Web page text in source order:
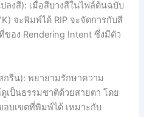
ลงสี): เมื่อสีบางสีในไฟล์ต้นฉบับ
จะพิมพ์ได้ RIP จะจัดการกับสี
อง Rendering Intent ซึ่งมีตัว
กรีน): พยายามรักษาความ
ป็นธรรมชาติด้วยสายตา โดย
บเขตที่พิมพ์ได้ เหมาะกับ